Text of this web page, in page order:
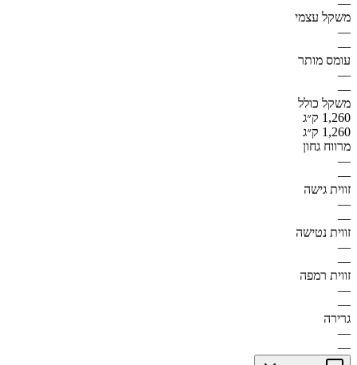
משקל עצמי
—
—
עומס מותר
—
—
משקל כולל
1,260 ק״ג
1,260 ק״ג
מרווח גחון
—
—
זווית גישה
—
—
זווית נטישה
—
—
זווית רמפה
—
—
גרירה
—
—